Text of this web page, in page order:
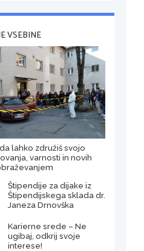
VSEBINE
lahko združiš svojo
varnosti in novih
Štipendije za dijake iz
Štipendijskega sklada dr.
Janeza Drnovška
Karierne srede – Ne
ugibaj, odkrij svoje
interese!